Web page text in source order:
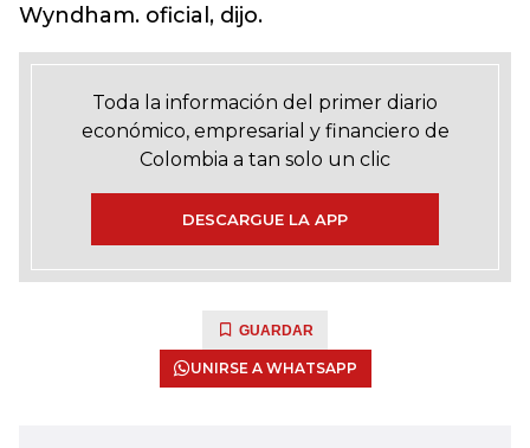
Wyndham. oficial, dijo.
Toda la información del primer diario
económico, empresarial y financiero de
Colombia a tan solo un clic
DESCARGUE LA APP
GUARDAR
UNIRSE A WHATSAPP